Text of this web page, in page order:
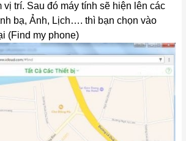
trí. Sau đó máy tính sẽ hiện lên các
bạ, Ảnh, Lịch…. thì bạn chọn vào
(Find my phone)